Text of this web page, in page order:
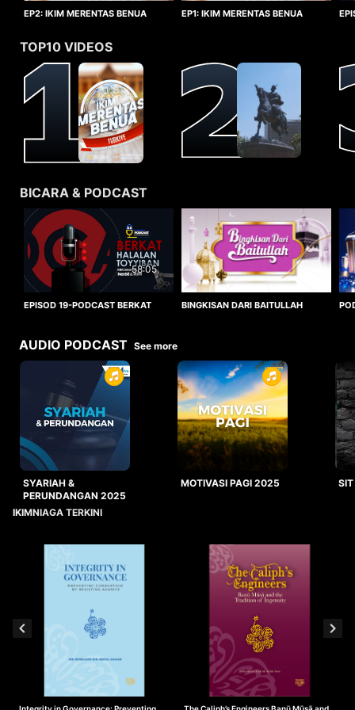
EP2: IKIM MERENTAS BENUA
EP1: IKIM MERENTAS BENUA
TOP10 VIDEOS
BICARA & PODCAST
58:05
EPISOD 19-PODCAST BERKAT
BINGKISAN DARI BAITULLAH
AUDIO PODCAST See more
SYARIAH &
PERUNDANGAN 2025
MOTIVASI PAGI 2025
IKIMNIAGA TERKINI